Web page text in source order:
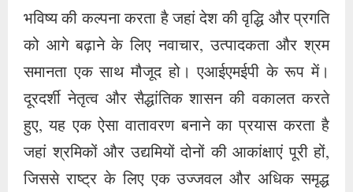
भविष्य की कल्पना करता है जहां देश की वृद्धि और प्रगति
को आगे बढ़ाने के लिए नवाचार, उत्पादकता और श्रम
समानता एक साथ मौजूद हो। एआईएमईपी के रूप में।
दूरदर्शी नेतृत्व और सैद्धांतिक शासन की वकालत करते
हुए, यह एक ऐसा वातावरण बनाने का प्रयास करता है
जहां श्रमिकों और उद्यमियों दोनों की आकांक्षाएं पूरी हों,
जिससे राष्ट्र के लिए एक उज्जवल और अधिक समृद्ध